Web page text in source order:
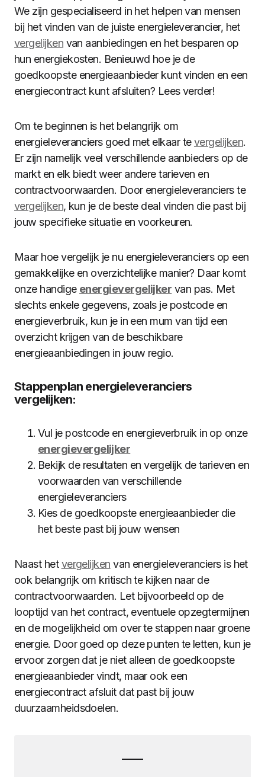
We zijn gespecialiseerd in het helpen van mensen
bij het vinden van de juiste energieleverancier, het
vergelijken van aanbiedingen en het besparen op
hun energiekosten. Benieuwd hoe je de
goedkoopste energieaanbieder kunt vinden en een
energiecontract kunt afsluiten? Lees verder!
Om te beginnen is het belangrijk om
energieleveranciers goed met elkaar tevergelijken.
Er zijn namelijk veel verschillende aanbieders op de
markt en elk biedt weer andere tarieven en
contractvoorwaarden. Door energieleveranciers te
vergelijken, kun je de beste deal vinden die past bij
jouw specifieke situatie en voorkeuren.
Maar hoe vergelijk je nu energieleveranciers op een
gemakkelijke en overzichtelijke manier? Daar komt
onze handige energievergelijker van pas. Met
slechts enkele gegevens, zoals je postcode en
energieverbruik, kun je in een mum van tijd een
overzicht krijgen van de beschikbare
energieaanbiedingen in jouw regio.
Stappenplan energieleveranciers
vergelijken:
Vul je postcode en energieverbruik in op onze
energievergelijker
Bekijk de resultaten en vergelijk de tarieven en
voorwaarden van verschillende
energieleveranciers
Kies de goedkoopste energieaanbieder die
het beste past bij jouw wensen
Naast hetvergelijken van energieleveranciers is het
ook belangrijk om kritisch te kijken naar de
contractvoorwaarden. Let bijvoorbeeld op de
looptijd van het contract, eventuele opzegtermijnen
en de mogelijkheid om over te stappen naar groene
energie. Door goed op deze punten te letten, kun je
ervoor zorgen dat je niet alleen de goedkoopste
energieaanbieder vindt, maar ook een
energiecontract afsluit dat past bij jouw
duurzaamheidsdoelen.